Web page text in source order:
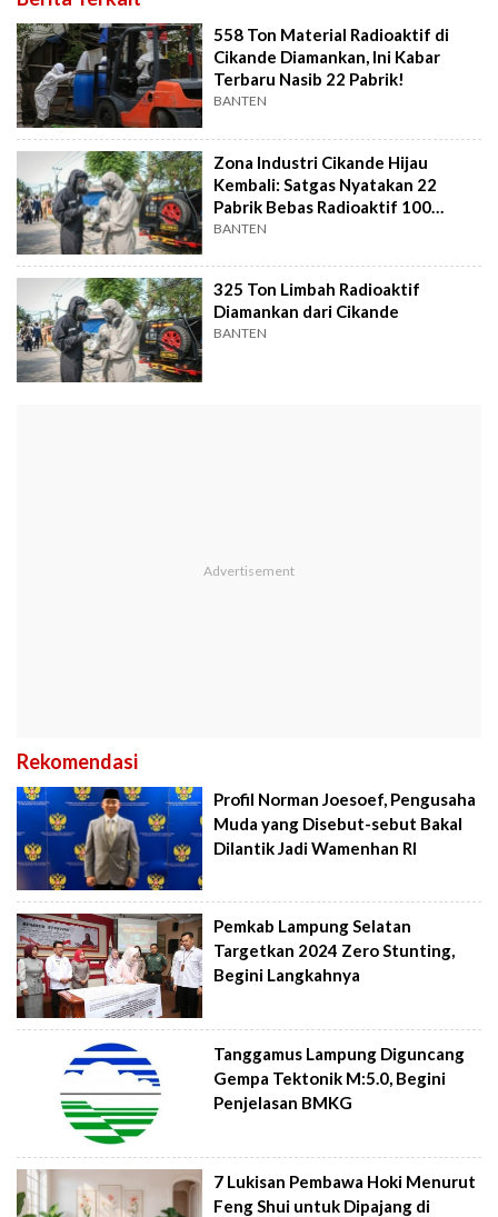
558 Ton Material Radioaktif di
Cikande Diamankan, Ini Kabar
Terbaru Nasib 22 Pabrik!
BANTEN
Zona Industri Cikande Hijau
Kembali: Satgas Nyatakan 22
Pabrik Bebas Radioaktif 100
Persen
BANTEN
325 Ton Limbah Radioaktif
Diamankan dari Cikande
BANTEN
Rekomendasi
Profil Norman Joesoef, Pengusaha
Muda yang Disebut-sebut Bakal
Dilantik Jadi Wamenhan RI
Pemkab Lampung Selatan
Targetkan 2024 Zero Stunting,
Begini Langkahnya
Tanggamus Lampung Diguncang
Gempa Tektonik M:5.0, Begini
Penjelasan BMKG
7 Lukisan Pembawa Hoki Menurut
Feng Shui untuk Dipajang di